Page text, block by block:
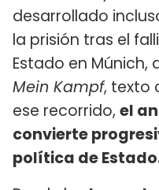
desarrollado
la prisión tras el
Estado en
Mein Kampf, texto
ese recorrido, el
convierte
política de